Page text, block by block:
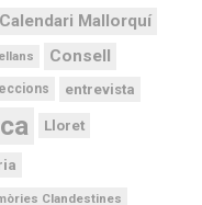
Calendari Mallorquí
Consell
entrevista
Lloret
Clandestines